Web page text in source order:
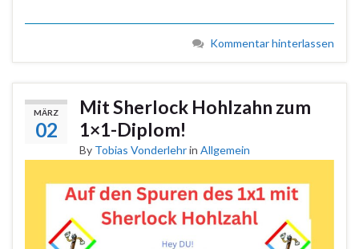
Kommentar hinterlassen
MÄRZ
02
Mit Sherlock Hohlzahn zum
1×1-Diplom!
By Tobias Vonderlehrin Allgemein